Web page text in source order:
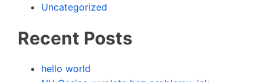
Uncategorized
Recent Posts
hello world